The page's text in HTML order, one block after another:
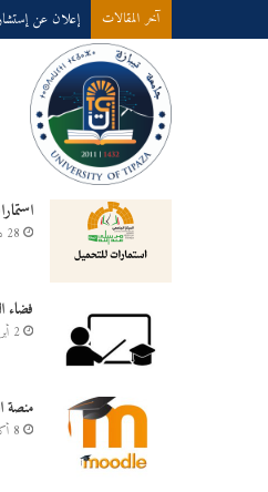
آخر المقالات إعلان عن
خدمــــات على الخـط
28 ديسمبر 2023
فضاء
2 أبريل 2022
منصة
8 أكتوبر 2019